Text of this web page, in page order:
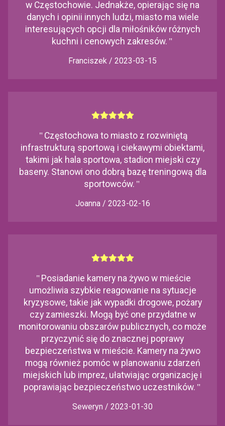
w Częstochowie. Jednakże, opierając się na
danych i opinii innych ludzi, miasto ma wiele
interesujących opcji dla miłośników różnych
kuchni i cenowych zakresów. "
Franciszek / 2023-03-15
" Częstochowa to miasto z rozwiniętą
infrastrukturą sportową i ciekawymi obiektami,
takimi jak hala sportowa, stadion miejski czy
baseny. Stanowi ono dobrą bazę treningową dla
sportowców. "
Joanna / 2023-02-16
" Posiadanie kamery na żywo w mieście
umożliwia szybkie reagowanie na sytuacje
kryzysowe, takie jak wypadki drogowe, pożary
czy zamieszki. Mogą być one przydatne w
monitorowaniu obszarów publicznych, co może
przyczynić się do znacznej poprawy
bezpieczeństwa w mieście. Kamery na żywo
mogą również pomóc w planowaniu zdarzeń
miejskich lub imprez, ułatwiając organizację i
poprawiając bezpieczeństwo uczestników. "
Seweryn / 2023-01-30